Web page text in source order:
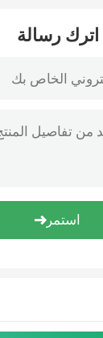
اترك رسالة